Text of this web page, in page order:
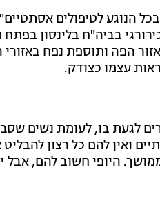
הנוגע לטיפולים
בביה"ח בלינסון
הפה ותוספת נפח
עצמו כצודק.
לגעת בו, לעומת נשים
ואין להם כל רצון
היופי חשוב להם, אבל